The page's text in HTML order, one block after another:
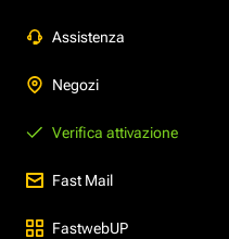
Assistenza
Negozi
Verifica attivazione
Fast Mail
FastwebUP